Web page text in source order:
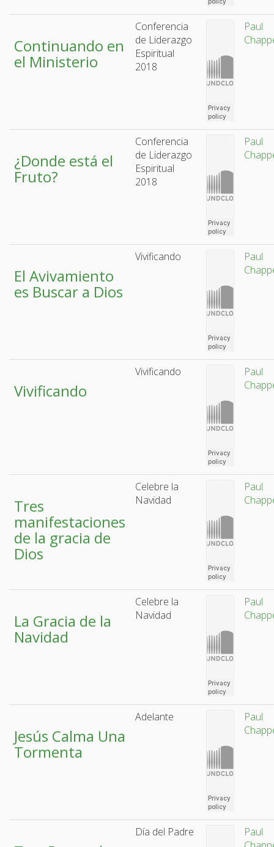
Continuando en
el Ministerio
Conferencia
de Liderazgo
Espiritual
2018
Paul
¿Donde está el
Fruto?
Conferencia
de Liderazgo
Espiritual
2018
Paul
El Avivamiento
es Buscar a Dios
Vivificando
Paul
Vivificando
Vivificando
Paul
Tres
manifestaciones
de la gracia de
Dios
Celebre la
Navidad
Paul
La Gracia de la
Navidad
Celebre la
Navidad
Paul
Jesús Calma Una
Tormenta
Adelante
Paul
Día del Padre
Paul